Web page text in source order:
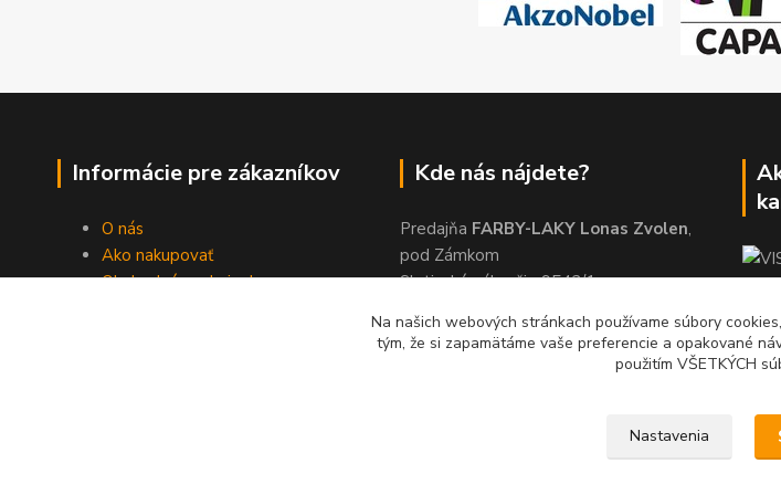
Informácie pre zákazníkov
O nás
Ako nakupovať
Obchodné podmienky
Kde nás nájdete?
Predajňa FARBY-LAKY Lonas Zvolen,
pod Zámkom
Slatinské nábrežie 9542/1
Na našich webových stránkach používame súbory
tým, že si zapamätáme vaše preferencie a opakované
použitím VŠETKÝCH
Nastavenia